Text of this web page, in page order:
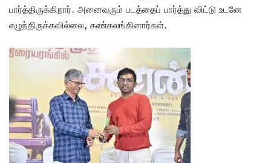
பார்த்திருக்கிறார். அனைவரும் படத்தைப் பார்த்து விட்டு உடனே
எழுந்திருக்கவில்லை, கண்கலங்கினார்கள்.